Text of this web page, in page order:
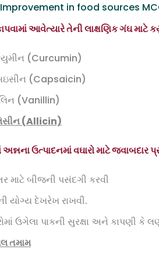
Improvement in food sources
આવેત્યારે તેની લાક્ષણિક ગંઘ માટે
(Curcumin)
(Capsaicin)
(Vanillin)
(Allicin)
અન્નના ઉત્પાદનમાં વઘારો માટે
માટે બીજની પસંદગી કરવી
યોગ્ય દેખરેખ રાખવી.
ઉગેલા પાકની સુરક્ષા અને કાપણી કે
તમામ